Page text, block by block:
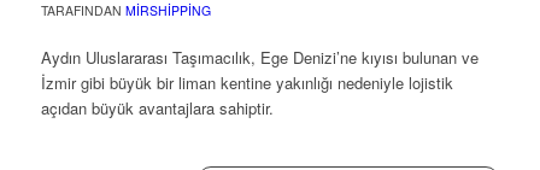
TARAFINDAN MIRSHIPPING
Aydın Uluslararası Taşımacılık, Ege Denizi’ne kıyısı bulunan ve
İzmir gibi büyük bir liman kentine yakınlığı nedeniyle lojistik
açıdan büyük avantajlara sahiptir.